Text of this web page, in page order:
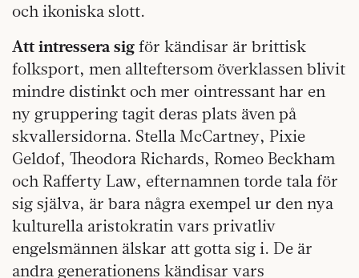
och ikoniska slott.
Att intressera sig för kändisar är brittisk
folksport, men allteftersom överklassen blivit
mindre distinkt och mer ointressant har en
ny gruppering tagit deras plats även på
skvallersidorna. Stella McCartney, Pixie
Geldof, Theodora Richards, Romeo Beckham
och Rafferty Law, efternamnen torde tala för
sig själva, är bara några exempel ur den nya
kulturella aristokratin vars privatliv
engelsmännen älskar att gotta sig i. De är
andra generationens kändisar vars